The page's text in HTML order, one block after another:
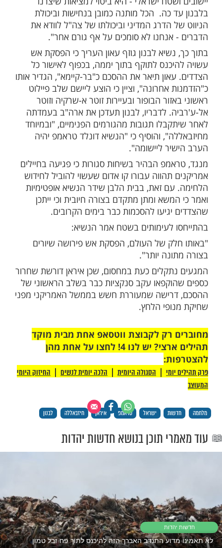
אלו, דווח בערוץ אלחדת כי צה|ל
כוחות מהעיירה דבין שבמרחב מרגעיון,
החל לפרוס כוחות באזור ולפתוח צירים
זה מגיע על רקע דיבורים על הסכמות
אך הוא נראה כסותר את עמדתו של שר
כץ, שהבהיר היום כי צהל ימשיך באש
בשטח.
צה"ל באזור הביטחון בלבנון עד הקו הצהוב,
הבופור וללא חזרת האוכלוסייה, עם המשך
הטרור בשטח, וחופש פעולה לישראל
לתקוף בביירות בתגובה על ירי על
ישראלי - היא ביטוי למציאות שיצרנו
כה. הכל מותנה כמובן בנחישות וביכולת
הדרג המדיני וביכולתו של צה"ל לוודא את
אנחנו לא סומכים על אף גורם אחר".
לבנון גוזף עאון העריך כי הפסקת אש
לתוקף בתוך יממה, בכפוף לאישור כל
תיאר את ההסכם כ"בר-קיימא", הגדיר אותו
אחרונה", וציין כי הוצע ליישם שלב פיילוט
לדבריו, לבנון תעדכן את ארה"ב בעמדתה
תגובות מהגורמים הפנימיים, "ובמיוחד
והוסיף כי "הנשיא דונלד טראמפ יהיה
ליישומה".
הבהיר בשיחות סגורות כי פגיעה בחיילים
תהווה עבורו קו אדום שעשוי להוביל לחידוש
ומתן מתקדם בצורה חיובית וכי ייתכן
של העולם, הפסקת אש פירושה שיורים
יותר".
כעת במחסום, שכן איראן דורשת שחרור